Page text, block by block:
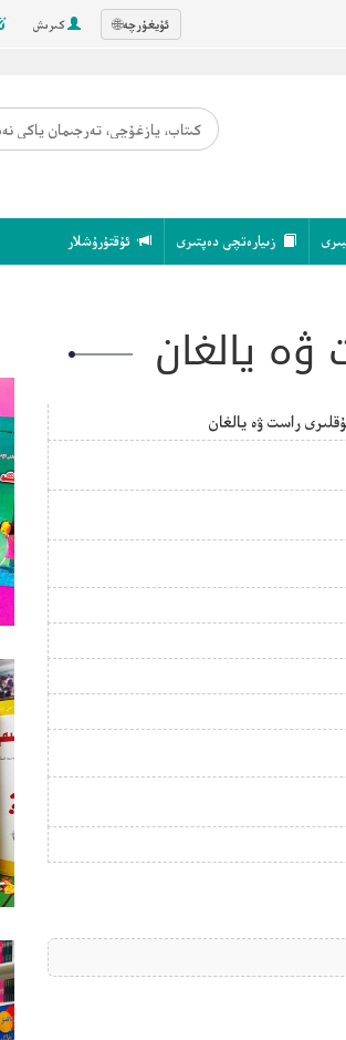
ئۇيغۇرچە🌐 كىرىش
زىيارەتچى دەپتىرى ئۇقتۇرۇشلار
ۋە يالغان
راست ۋە يالغان